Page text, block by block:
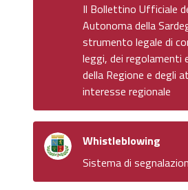
Il Bollettino Ufficiale
Autonoma della
strumento legale di
leggi, dei
della Regione e degli
interesse regionale
Whistleblowing
Sistema di